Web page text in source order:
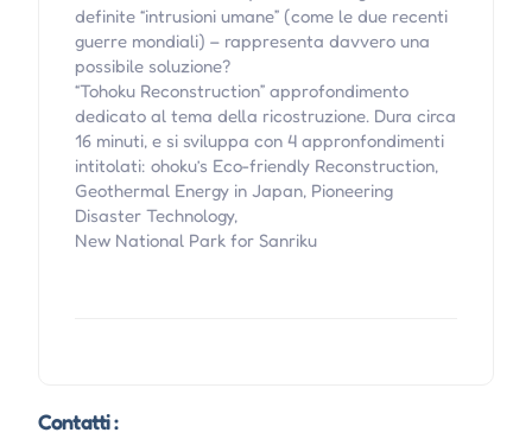
definite “intrusioni umane” (come le due recenti
guerre mondiali) – rappresenta davvero una
possibile soluzione?
“Tohoku Reconstruction” approfondimento
dedicato al tema della ricostruzione. Dura circa
16 minuti, e si sviluppa con 4 appronfondimenti
intitolati: ohoku’s Eco-friendly Reconstruction,
Geothermal Energy in Japan, Pioneering
Disaster Technology,
New National Park for Sanriku
Contatti :